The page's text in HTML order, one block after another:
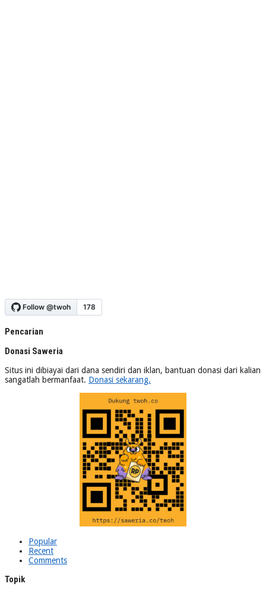
Pencarian
Donasi Saweria
Situs ini dibiayai dari dana sendiri dan iklan, bantuan donasi dari kalian
sangatlah bermanfaat. Donasi sekarang.
Popular
Recent
Comments
Topik